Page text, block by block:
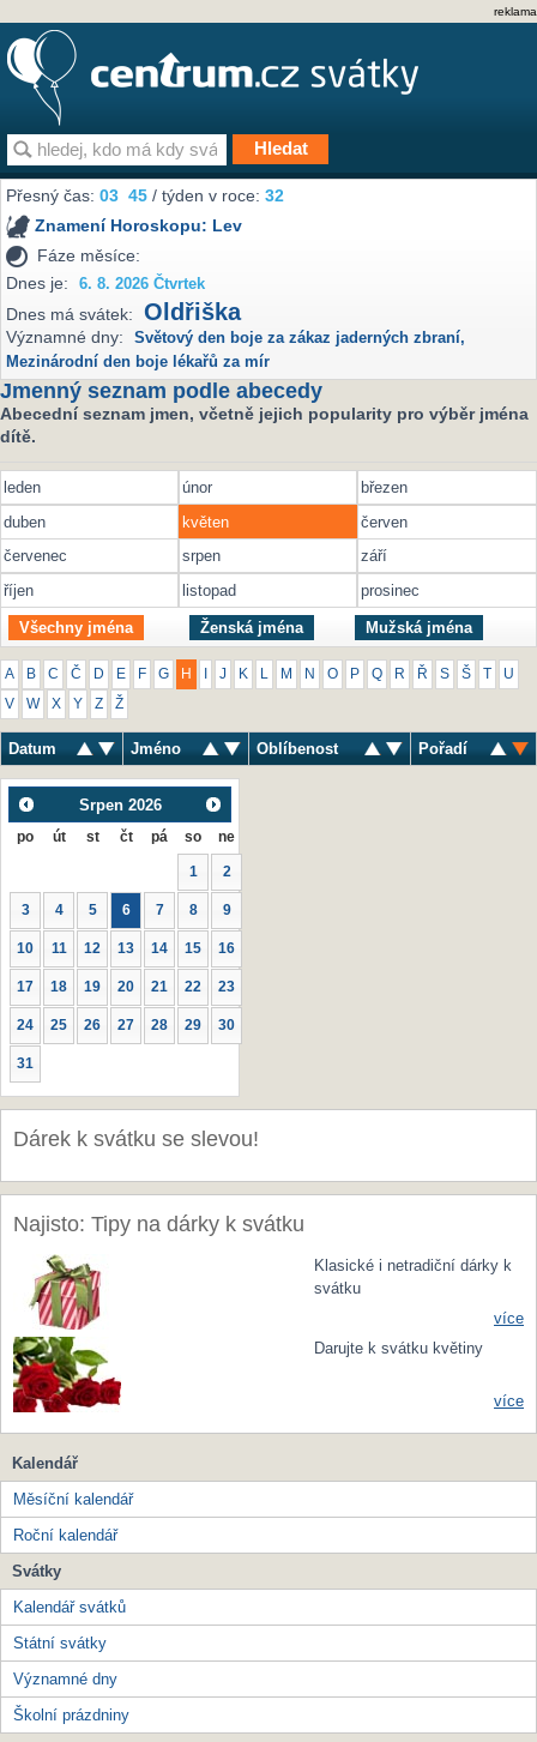
reklama
Přesný čas:03 45 / týden v roce:32
Znamení Horoskopu: Lev
Fáze měsíce:
Dnes je:
6. 8. 2026 Čtvrtek
Dnes má svátek: Oldřiška
Významné dny: Světový den boje za zákaz jaderných zbraní,
Mezinárodní den boje lékařů za mír
Jmenný seznam podle abecedy
Abecední seznam jmen, včetně jejich popularity pro výběr jména
dítě.
leden únor
březen
duben
květen
červen
červenec
srpen
září
říjen
listopad prosinec
Všechny jména Ženská jména Mužská jména
A B C Č D E F G H J K M N O P Q R Ř S Š U
V W X Y Z Ž
Datum Jméno Oblíbenost Pořadí
Srpen 2026
po út st čt pá so ne
1 2
3 4 5 6 7 8 9
10 11 12 13 14 15 16
17 18 19 20 21 22 23
24 25 26 27 28 29 30
31
Dárek k svátku se slevou!
Najisto: Tipy na dárky k svátku
Klasické i netradiční dárky k
svátku
více
Darujte k svátku květiny
více
Kalendář
Měsíční kalendář
Roční kalendář
Svátky
Kalendář svátků
Státní svátky
Významné dny
Školní prázdniny